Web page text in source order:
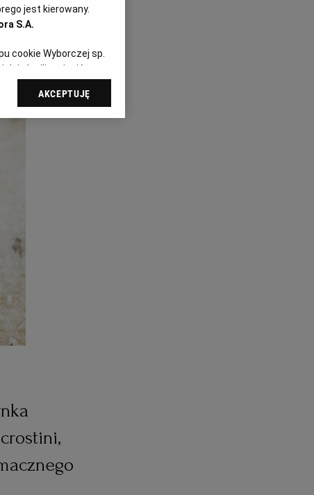
jest kierowany.
S.A.
cookie Wyborczej sp.
chwili zmienić
dot.
do sekcji
identyfikacji.
pomiar reklam i
AKCEPTUJĘ